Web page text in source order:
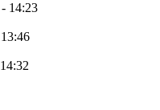
14:23